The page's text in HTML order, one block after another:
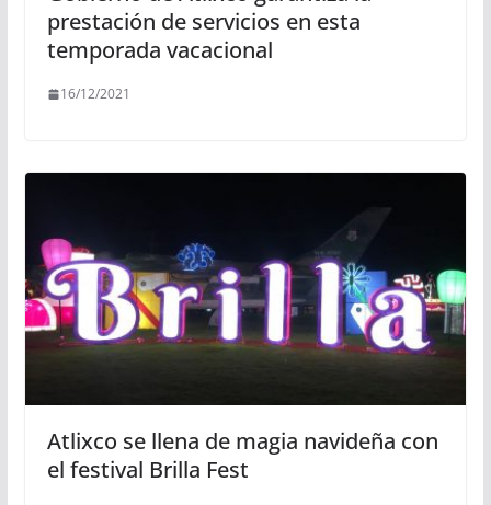
prestación de servicios en esta
temporada vacacional
16/12/2021
Atlixco se llena de magia navideña con
el festival Brilla Fest